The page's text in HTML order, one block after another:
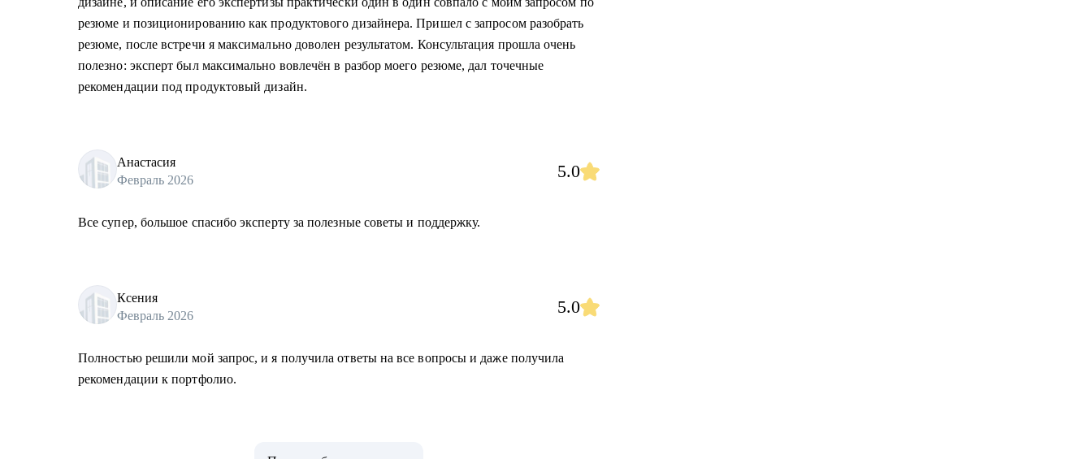
резюме и позиционированию как продуктового дизайнера. Пришел с запросом разобрать
резюме, после встречи я максимально доволен результатом. Консультация прошла очень
полезно: эксперт был максимально вовлечён в разбор моего резюме, дал точечные
рекомендации под продуктовый дизайн.
Анастасия
Февраль 2026
5.0
Все супер, большое спасибо эксперту за полезные советы и поддержку.
Ксения
Февраль 2026
5.0
Полностью решили мой запрос, и я получила ответы на все вопросы и даже получила
рекомендации к портфолио.